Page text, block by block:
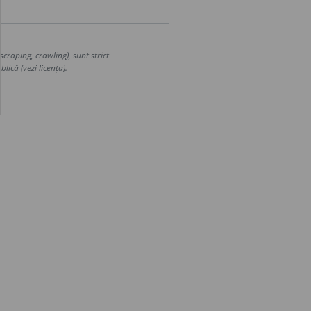
crawling), sunt strict
(vezi licența).